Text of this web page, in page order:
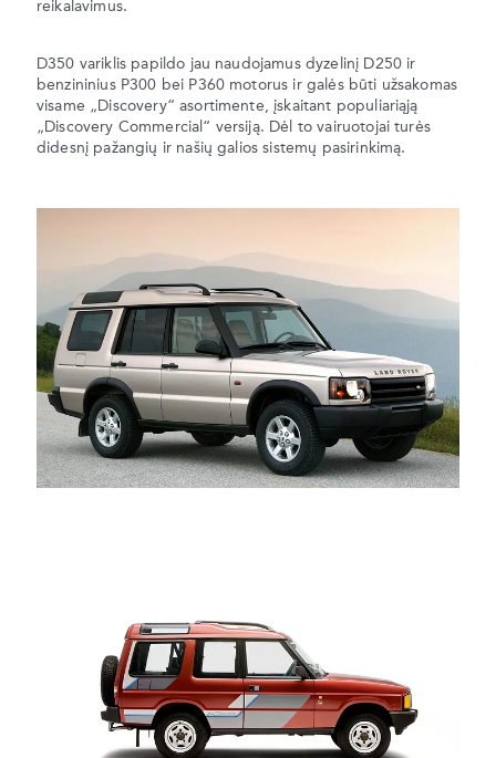
reikalavimus.
D350 variklis papildo jau naudojamus dyzelinį D250 ir
benzininius P300 bei P360 motorus ir galės būti užsakomas
visame „Discovery“ asortimente, įskaitant populiariąją
„Discovery Commercial“ versiją. Dėl to vairuotojai turės
didesnį pažangių ir našių galios sistemų pasirinkimą.